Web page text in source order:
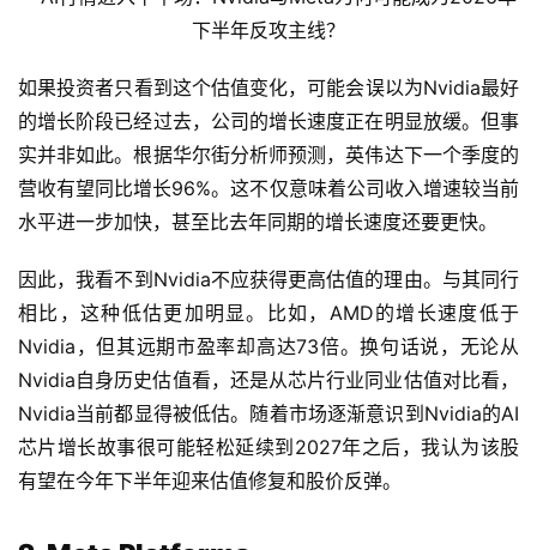
如果投资者只看到这个估值变化，可能会误以为Nvidia最好
的增长阶段已经过去，公司的增长速度正在明显放缓。但事
实并非如此。根据华尔街分析师预测，英伟达下一个季度的
营收有望同比增长96%。这不仅意味着公司收入增速较当前
水平进一步加快，甚至比去年同期的增长速度还要更快。
因此，我看不到Nvidia不应获得更高估值的理由。与其同行
相比，这种低估更加明显。比如，AMD的增长速度低于
Nvidia，但其远期市盈率却高达73倍。换句话说，无论从
Nvidia自身历史估值看，还是从芯片行业同业估值对比看，
Nvidia当前都显得被低估。随着市场逐渐意识到Nvidia的AI
芯片增长故事很可能轻松延续到2027年之后，我认为该股
有望在今年下半年迎来估值修复和股价反弹。